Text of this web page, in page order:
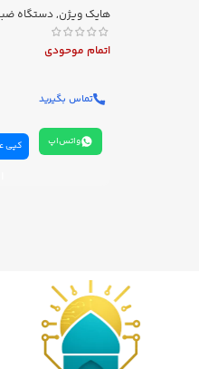
هایک ویژن,دستگاه
اتمام موحودی
تماس بگیرید
واتس‌اپ کپی